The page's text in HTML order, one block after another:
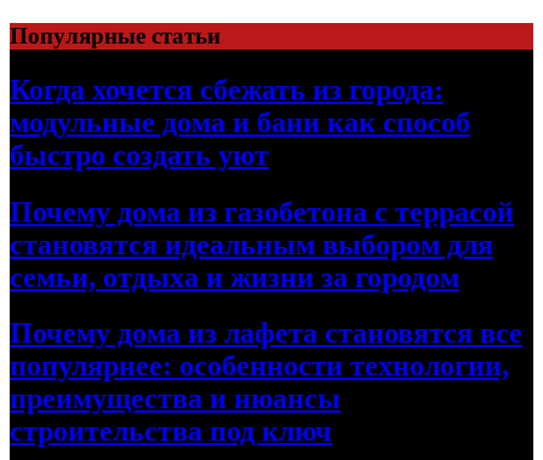
Перейти
к
содержимому
Популярные статьи
Когда хочется сбежать из города:
модульные дома и бани как способ
быстро создать уют
Почему дома из газобетона с террасой
становятся идеальным выбором для
семьи, отдыха и жизни за городом
Почему дома из лафета становятся все
популярнее: особенности технологии,
преимущества и нюансы
строительства под ключ